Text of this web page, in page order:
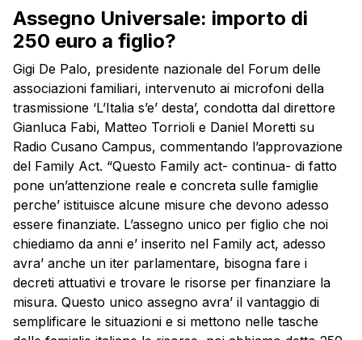
Assegno Universale: importo di
250 euro a figlio?
Gigi De Palo, presidente nazionale del Forum delle
associazioni familiari, intervenuto ai microfoni della
trasmissione ‘L’Italia s’e’ desta’, condotta dal direttore
Gianluca Fabi, Matteo Torrioli e Daniel Moretti su
Radio Cusano Campus, commentando l’approvazione
del Family Act. “Questo Family act- continua- di fatto
pone un’attenzione reale e concreta sulle famiglie
perche’ istituisce alcune misure che devono adesso
essere finanziate. L’assegno unico per figlio che noi
chiediamo da anni e’ inserito nel Family act, adesso
avra’ anche un iter parlamentare, bisogna fare i
decreti attuativi e trovare le risorse per finanziare la
misura. Questo unico assegno avra’ il vantaggio di
semplificare le situazioni e si mettono nelle tasche